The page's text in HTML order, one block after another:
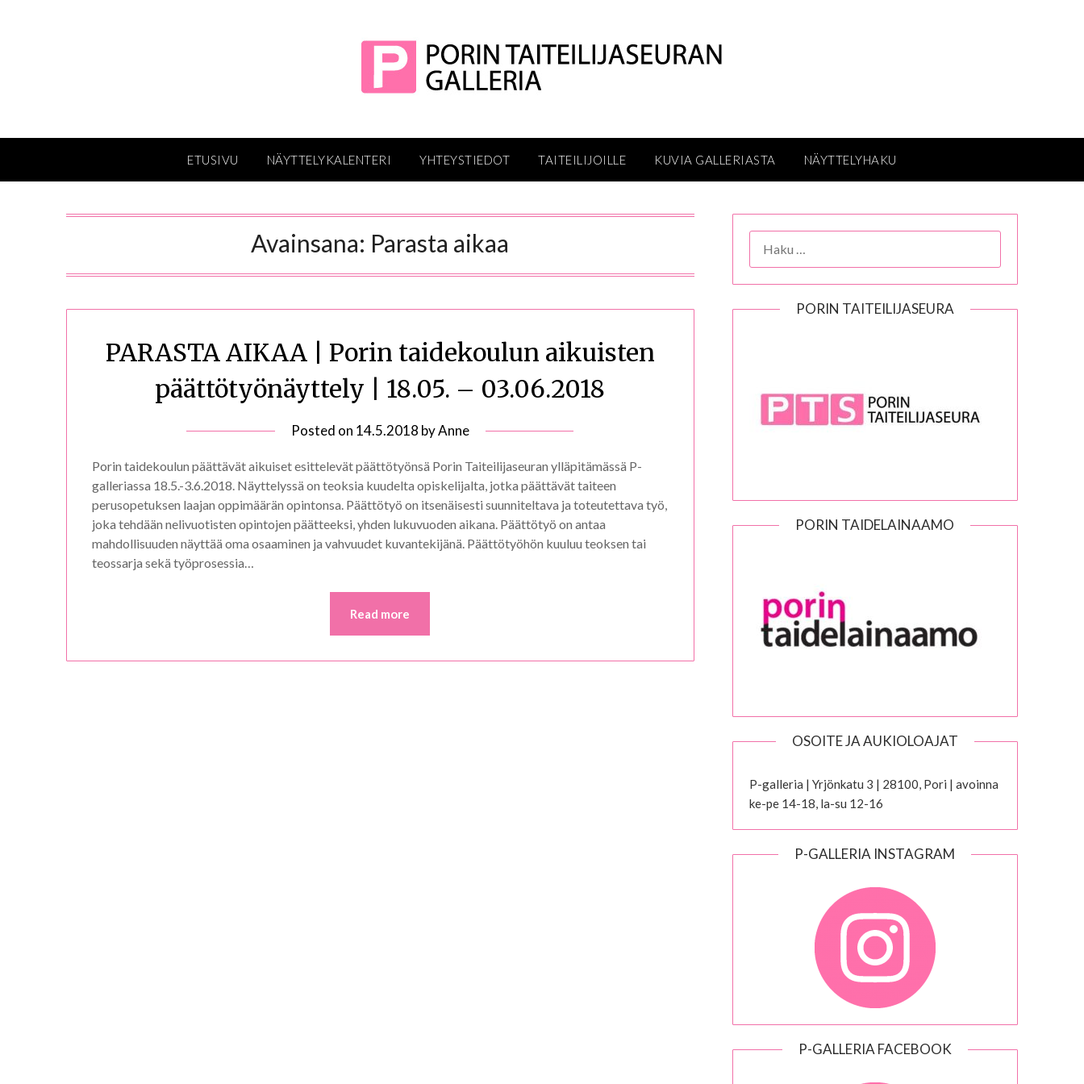
ETUSIVU NÄYTTELYKALENTERI YHTEYSTIEDOT TAITEILIJOILLE KUVIA GALLERIASTA NÄYTTELYHAKU
Avainsana: Parasta aikaa
PARASTA AIKAA | Porin taidekoulun aikuisten
päättötyönäyttely | 18.05. – 03.06.2018
Posted on 14.5.2018 byAnne
Porin taidekoulun päättävät aikuiset esittelevät päättötyönsä Porin Taiteilijaseuran ylläpitämässä P-
galleriassa 18.5.-3.6.2018. Näyttelyssä on teoksia kuudelta opiskelijalta, jotka päättävät taiteen
perusopetuksen laajan oppimäärän opintonsa. Päättötyö on itsenäisesti suunniteltava ja toteutettava työ,
joka tehdään nelivuotisten opintojen päätteeksi, yhden lukuvuoden aikana. Päättötyö on antaa
mahdollisuuden näyttää oma osaaminen ja vahvuudet kuvantekijänä. Päättötyöhön kuuluu teoksen tai
teossarja sekä työprosessia…
Read more
PORIN TAITEILIJASEURA
PORIN TAIDELAINAAMO
OSOITE JA AUKIOLOAJAT
P-galleria | Yrjönkatu 3 | 28100, Pori | avoinna
ke-pe 14-18, la-su 12-16
P-GALLERIA INSTAGRAM
P-GALLERIA FACEBOOK